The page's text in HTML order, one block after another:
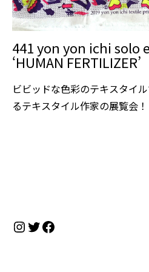
441 yon yon ichi solo
‘HUMAN FERTILIZER’
ビビッドな色彩のテキスタイ
るテキスタイル作家の展覧会！
Instagram
Twitter
Facebook